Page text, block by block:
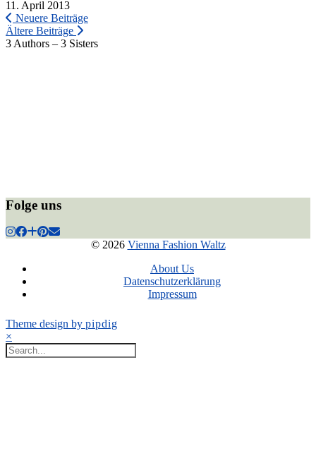
11. April 2013
Neuere Beiträge
Ältere Beiträge
3 Authors – 3 Sisters
Folge uns
© 2026 Vienna Fashion Waltz
About Us
Datenschutzerklärung
Impressum
Theme design by pipdig
×